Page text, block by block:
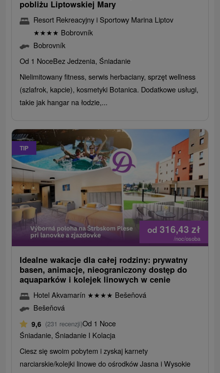
pobliżu Liptowskiej Mary
Resort Rekreacyjny i Sportowy Marina Liptov
★★★★ Bobrovník
Bobrovník
Od 1 NoceBez Jedzenia, Śniadanie
Nielimitowany fitness, serwis herbaciany, sprzęt wellness
(szlafrok, kapcie), kosmetyki Botanica. Dodatkowe usługi,
takie jak hangar na łodzie,...
TIP
od 316,43 zł
/noc/osoba
Idealne wakacje dla całej rodziny: prywatny
basen, animacje, nieograniczony dostęp do
aquaparków i kolejek linowych w cenie
Hotel Akvamarín ★★★★ Bešeňová
Bešeňová
9,6 (231 recenzji)Od 1 Noce
Śniadanie, Śniadanie I Kolacja
Ciesz się swoim pobytem i zyskaj karnety
narciarskie/kolejki linowe do ośrodków Jasna i Wysokie